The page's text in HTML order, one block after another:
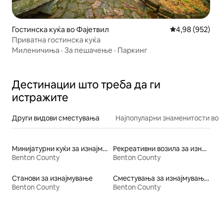
Гостинска куќа во Фајетвил Просечна
4,98 (952)
Приватна гостинска куќа
Миленичиња · За пешачење · Паркинг
Дестинации што треба да ги
истражите
Други видови сместувања Најпопуларни знаменитости во
Минијатурни куќи за изнајмување
Benton County
Рекреативни возила за изнајмување
Benton County
Станови за изнајмување
Benton County
Сместувања за изнајмување погодни за семејства
Benton County